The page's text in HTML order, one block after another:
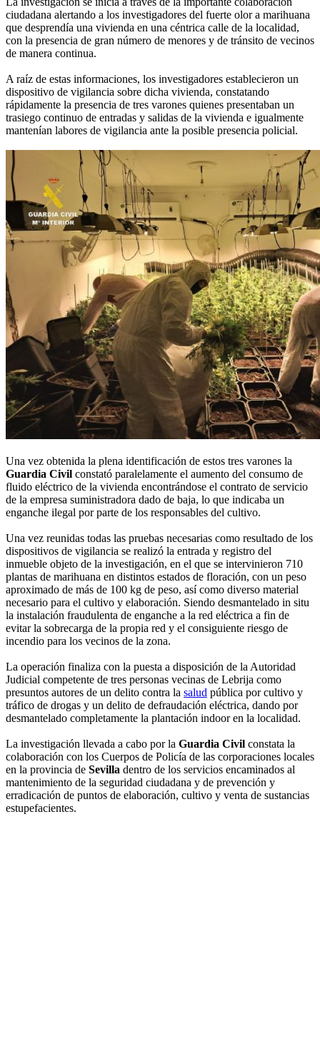
ciudadana alertando a los investigadores del fuerte olor a marihuana
que desprendía una vivienda en una céntrica calle de la localidad,
con la presencia de gran número de menores y de tránsito de vecinos
de manera continua.
A raíz de estas informaciones, los investigadores establecieron un
dispositivo de vigilancia sobre dicha vivienda, constatando
rápidamente la presencia de tres varones quienes presentaban un
trasiego continuo de entradas y salidas de la vivienda e igualmente
mantenían labores de vigilancia ante la posible presencia policial.
Una vez obtenida la plena identificación de estos tres varones la
Guardia Civil constató paralelamente el aumento del consumo de
fluido eléctrico de la vivienda encontrándose el contrato de servicio
de la empresa suministradora dado de baja, lo que indicaba un
enganche ilegal por parte de los responsables del cultivo.
Una vez reunidas todas las pruebas necesarias como resultado de los
dispositivos de vigilancia se realizó la entrada y registro del
inmueble objeto de la investigación, en el que se intervinieron 710
plantas de marihuana en distintos estados de floración, con un peso
aproximado de más de 100 kg de peso, así como diverso material
necesario para el cultivo y elaboración. Siendo desmantelado in situ
la instalación fraudulenta de enganche a la red eléctrica a fin de
evitar la sobrecarga de la propia red y el consiguiente riesgo de
incendio para los vecinos de la zona.
La operación finaliza con la puesta a disposición de la Autoridad
Judicial competente de tres personas vecinas de Lebrija como
presuntos autores de un delito contra la salud pública por cultivo y
tráfico de drogas y un delito de defraudación eléctrica, dando por
desmantelado completamente la plantación indoor en la localidad.
La investigación llevada a cabo por la Guardia Civil constata la
colaboración con los Cuerpos de Policía de las corporaciones locales
en la provincia de Sevilla dentro de los servicios encaminados al
mantenimiento de la seguridad ciudadana y de prevención y
erradicación de puntos de elaboración, cultivo y venta de sustancias
estupefacientes.